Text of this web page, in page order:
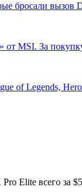
бросали вызов
от MSI. За
of Legends,
Elite всего за